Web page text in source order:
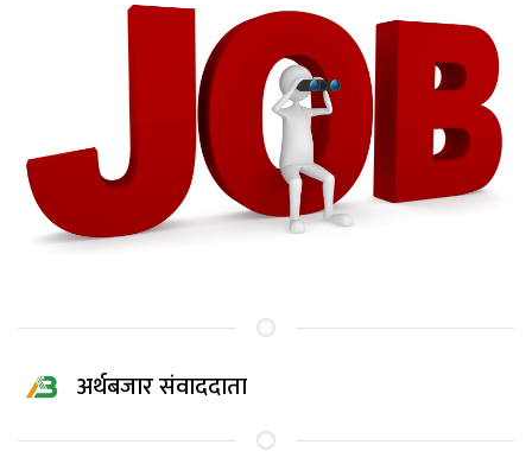
अर्थबजार संवाददाता